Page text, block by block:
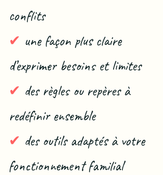
conflits
✔ une façon plus claire
d’exprimer besoins et limites
✔ des règles ou repères à
redéfinir ensemble
✔ des outils adaptés à votre
fonctionnement familial